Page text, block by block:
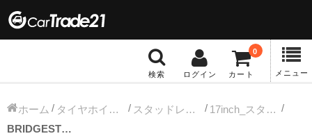
検索 ログイン カート
0
メニュー
冬タイヤホイール
ホーム タイヤホイールセット スタッドレス中古タイヤホイール
17inch_スタッドレス中古タイヤホイール
BRIDGESTONE (ブリヂストン) TARGA (タルガ) AGA Nebel (ネーベル) 17×7.5J(+46)PCD112-5H シルバー BRIDGESTONE (ブリヂストン) BLIZZAK (ブリザック) REVO-GZ 235/45R17 中古 スタッドレス タイヤホイール 4本 [17taw044]